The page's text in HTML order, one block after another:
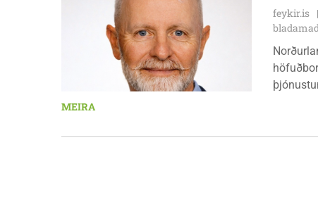
feykir.is
MEIRA